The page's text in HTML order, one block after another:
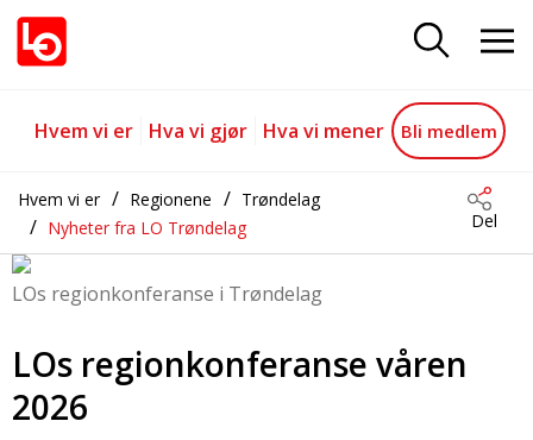
LOs regionkonferanse våren
Gå til hovedinnhold
Gå til navigasjon
Hvem vi er Hva vi gjør Hva vi mener Bli medlem
Hvem vi er Regionene
Trøndelag
Nyheter fra LO Trøndelag
Del
LOs regionkonferanse i Trøndelag
LOs regionkonferanse våren
2026